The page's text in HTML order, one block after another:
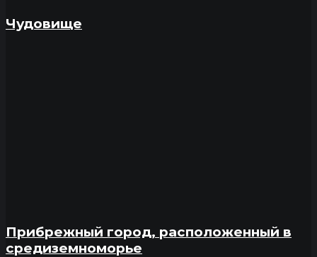
Чудовище
Прибрежный город, расположенный в
средиземноморье